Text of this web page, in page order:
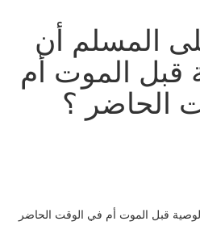
المسلم أن
قبل الموت أم
الحاضر ؟
قبل الموت أم في الوقت الحاضر